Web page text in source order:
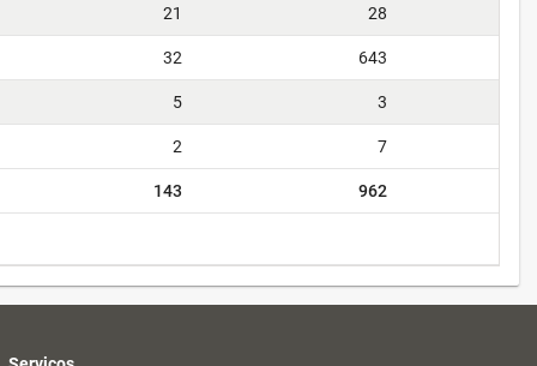
21 28
32 643
5 3
2 7
143 962